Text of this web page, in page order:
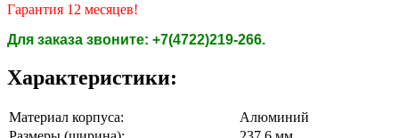
Гарантия 12 месяцев!
Для заказа звоните: +7(4722)219-266.
Характеристики:
Материал корпуса:
Алюминий